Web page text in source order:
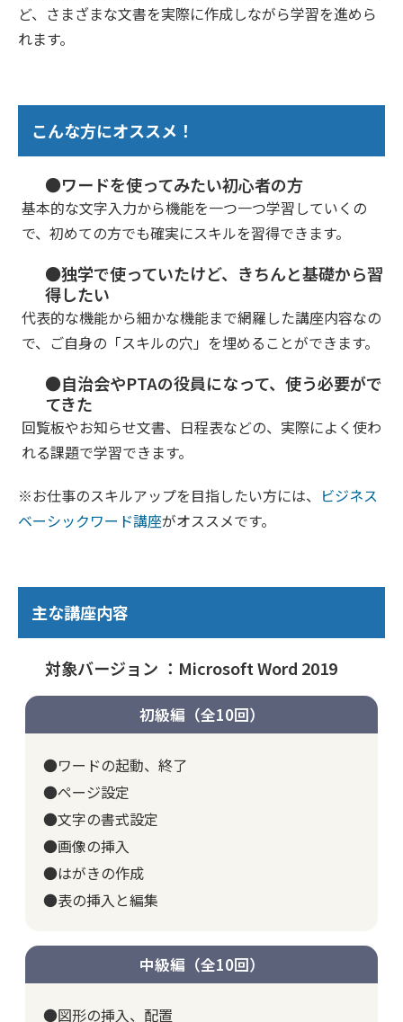
ど、さまざまな文書を実際に作成しながら学習を進めら
れます。
こんな方にオススメ！
●ワードを使ってみたい初心者の方
基本的な文字入力から機能を一つ一つ学習していくの
で、初めての方でも確実にスキルを習得できます。
●独学で使っていたけど、きちんと基礎から習
得したい
代表的な機能から細かな機能まで網羅した講座内容なの
で、ご自身の「スキルの穴」を埋めることができます。
●自治会やPTAの役員になって、使う必要がで
てきた
回覧板やお知らせ文書、日程表などの、実際によく使わ
れる課題で学習できます。
※お仕事のスキルアップを目指したい方には、 ビジネス
ベーシックワード講座がオススメです。
主な講座内容
対象バージョン ：Microsoft Word 2019
初級編（全10回）
●ワードの起動、終了
●ページ設定
●文字の書式設定
●画像の挿入
●はがきの作成
●表の挿入と編集
中級編（全10回）
●図形の挿入、配置